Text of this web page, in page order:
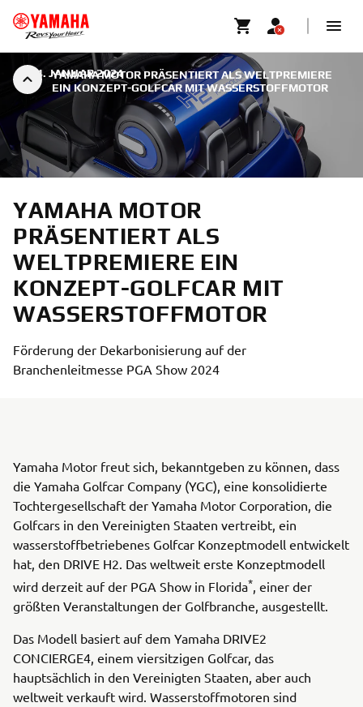
YAMAHA MOTOR PRÄSENTIERT ALS WELTPREMIERE
EIN KONZEPT-GOLFCAR MIT WASSERSTOFFMOTOR
24. JANUAR 2024
YAMAHA MOTOR
PRÄSENTIERT ALS
WELTPREMIERE EIN
KONZEPT-GOLFCAR MIT
WASSERSTOFFMOTOR
Förderung der Dekarbonisierung auf der
Branchenleitmesse PGA Show 2024
Yamaha Motor freut sich, bekanntgeben zu können, dass
die Yamaha Golfcar Company (YGC), eine konsolidierte
Tochtergesellschaft der Yamaha Motor Corporation, die
Golfcars in den Vereinigten Staaten vertreibt, ein
wasserstoffbetriebenes Golfcar Konzeptmodell entwickelt
hat, den DRIVE H2. Das weltweit erste Konzeptmodell
wird derzeit auf der PGA Show in Florida*, einer der
größten Veranstaltungen der Golfbranche, ausgestellt.
Das Modell basiert auf dem Yamaha DRIVE2
CONCIERGE4, einem viersitzigen Golfcar, das
hauptsächlich in den Vereinigten Staaten, aber auch
weltweit verkauft wird. Wasserstoffmotoren sind